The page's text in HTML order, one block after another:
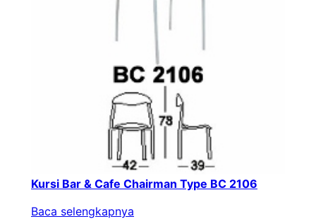
Kursi Bar & Cafe Chairman Type BC 2106
Baca selengkapnya